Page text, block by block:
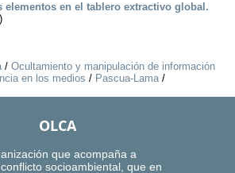
elementos en el tablero extractivo global.
/ Ocultamiento y manipulación de información
en los medios / Pascua-Lama/
OLCA
que acompaña a
socioambiental, que en